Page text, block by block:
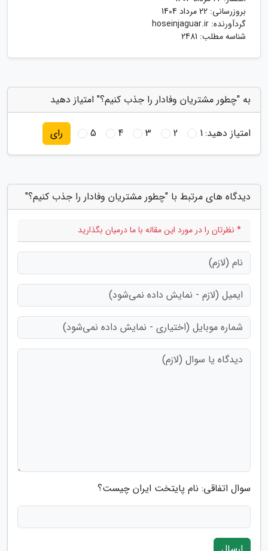
بروزرسانی: 22 مرداد 1404
گردآورنده: hoseinjaguar.ir
شناسه مطلب: 2481
به "چطور مشتریان وفادار را جذب کنیم؟" امتیاز دهید
امتیاز دهید:1
2
3
4
5 رای
دیدگاه های مرتبط با "چطور مشتریان وفادار را جذب کنیم؟"
* نظرتان را در مورد این مقاله با ما درمیان بگذارید
سوال اتفاقی: نام پایتخت ایران چیست؟